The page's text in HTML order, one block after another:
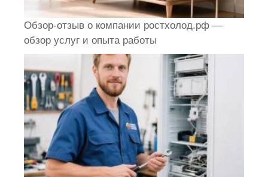
Обзор-отзыв о компании ростхолод.рф —
обзор услуг и опыта работы